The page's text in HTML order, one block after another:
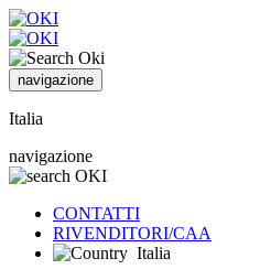
navigazione
Italia
navigazione
CONTATTI
RIVENDITORI/CAA
Italia